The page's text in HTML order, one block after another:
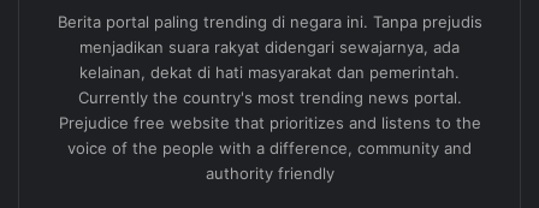
Berita portal paling trending di negara ini. Tanpa prejudis
menjadikan suara rakyat didengari sewajarnya, ada
kelainan, dekat di hati masyarakat dan pemerintah.
Currently the country's most trending news portal.
Prejudice free website that prioritizes and listens to the
voice of the people with a difference, community and
authority friendly